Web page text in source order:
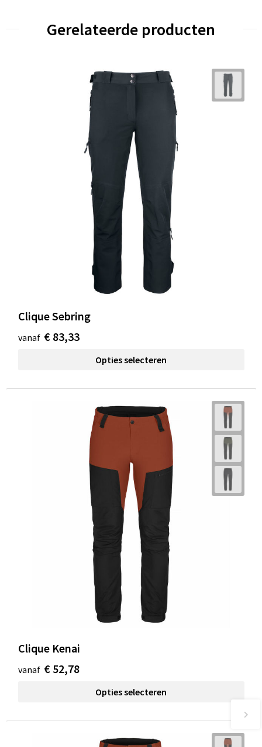
Gerelateerde producten
Clique Sebring
vanaf € 83,33
Opties selecteren
Clique Kenai
vanaf € 52,78
Opties selecteren